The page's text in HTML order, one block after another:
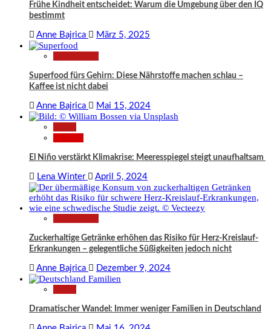
Frühe Kindheit entscheidet: Warum die Umgebung über den IQ
bestimmt
Anne Bajrica März 5, 2025
Superfood fürs Gehirn: Diese Nährstoffe machen schlau –
Kaffee ist nicht dabei
Anne Bajrica Mai 15, 2024
El Niño verstärkt Klimakrise: Meeresspiegel steigt unaufhaltsam
Lena Winter April 5, 2024
Zuckerhaltige Getränke erhöhen das Risiko für Herz-Kreislauf-
Erkrankungen – gelegentliche Süßigkeiten jedoch nicht
Anne Bajrica Dezember 9, 2024
Dramatischer Wandel: Immer weniger Familien in Deutschland